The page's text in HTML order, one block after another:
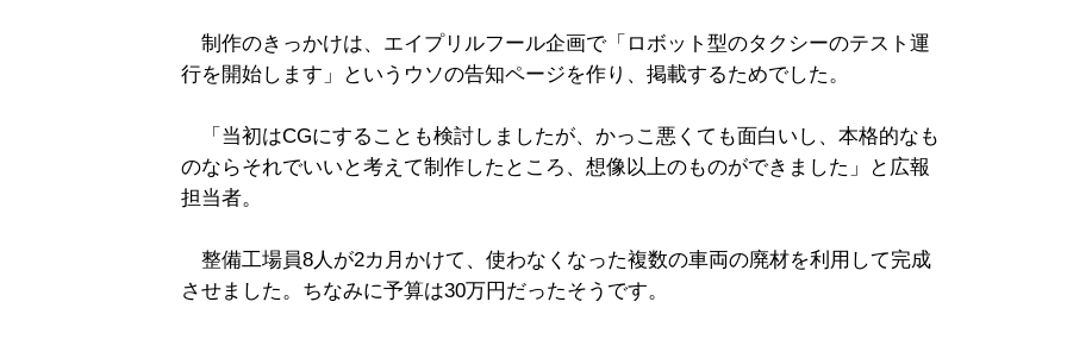
制作のきっかけは、エイプリルフール企画で「ロボット型のタクシーのテスト運
行を開始します」というウソの告知ページを作り、掲載するためでした。
「当初はCGにすることも検討しましたが、かっこ悪くても面白いし、本格的なも
のならそれでいいと考えて制作したところ、想像以上のものができました」と広報
担当者。
整備工場員8人が2カ月かけて、使わなくなった複数の車両の廃材を利用して完成
させました。ちなみに予算は30万円だったそうです。